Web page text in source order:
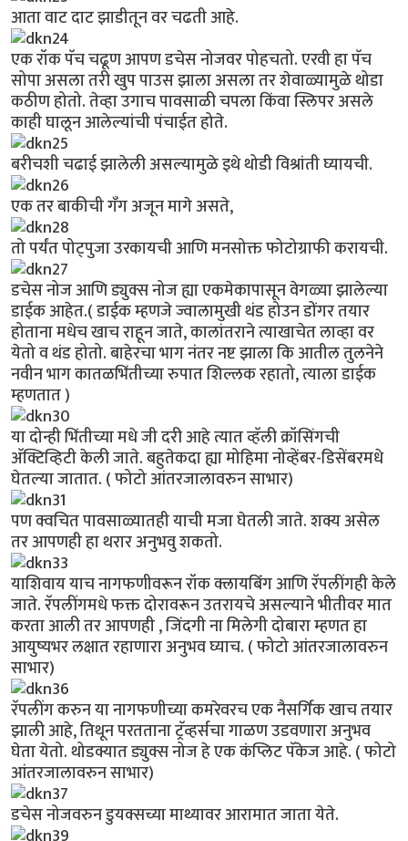
आता वाट दाट झाडीतून वर चढती आहे.
एक रॉक पॅच चढूण आपण डचेस नोजवर पोहचतो. एरवी हा पॅच
सोपा असला तरी खुप पाउस झाला असला तर शेवाळ्यामुळे थोडा
कठीण होतो. तेव्हा उगाच पावसाळी चपला किंवा स्लिपर असले
काही घालून आलेल्यांची पंचाईत होते.
बरीचशी चढाई झालेली असल्यामुळे इथे थोडी विश्रांती घ्यायची.
एक तर बाकीची गँग अजून मागे असते,
तो पर्यंत पोट्पुजा उरकायची आणि मनसोक्त फोटोग्राफी करायची.
डचेस नोज आणि ड्युक्स नोज ह्या एकमेकापासून वेगळ्या झालेल्या
डाईक आहेत.( डाईक म्हणजे ज्वालामुखी थंड होउन डोंगर तयार
होताना मधेच खाच राहून जाते, कालांतराने त्याखाचेत लाव्हा वर
येतो व थंड होतो. बाहेरचा भाग नंतर नष्ट झाला कि आतील तुलनेने
नवीन भाग कातळभिंतीच्या रुपात शिल्लक रहातो, त्याला डाईक
म्हणतात )
या दोन्ही भिंतीच्या मधे जी दरी आहे त्यात व्हॅली क्रॉसिंगची
अ‍ॅक्टिव्हिटी केली जाते. बहुतेकदा ह्या मोहिमा नोव्हेंबर-डिसेंबरमधे
घेतल्या जातात. ( फोटो आंतरजालावरुन साभार)
पण क्वचित पावसाळ्यातही याची मजा घेतली जाते. शक्य असेल
तर आपणही हा थरार अनुभवु शकतो.
याशिवाय याच नागफणीवरून रॉक क्लायबिंंग आणि रॅपलींगही केले
जाते. रॅपलींगमधे फक्त दोरावरून उतरायचे असल्याने भीतीवर मात
करता आली तर आपणही , जिंदगी ना मिलेगी दोबारा म्हणत हा
आयुष्यभर लक्षात रहाणारा अनुभव घ्याच. ( फोटो आंतरजालावरुन
साभार)
रॅपलींग करुन या नागफणीच्या कमरेवरच एक नैसर्गिक खाच तयार
झाली आहे, तिथून परतताना ट्रॅव्हर्सचा गाळण उडवणारा अनुभव
घेता येतो. थोडक्यात ड्युक्स नोज हे एक कंप्लिट पॅकेज आहे. ( फोटो
आंतरजालावरुन साभार)
डचेस नोजवरुन डुयक्सच्या माथ्यावर आरामात जाता येते.